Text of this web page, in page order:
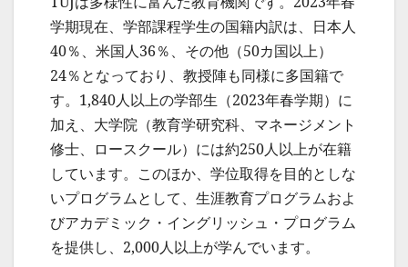
学期現在、学部課程学生の国籍内訳は、日本人
40％、米国人36％、その他（50カ国以上）
24％となっており、教授陣も同様に多国籍で
す。1,840人以上の学部生（2023年春学期）に
加え、大学院（教育学研究科、マネージメント
修士、ロースクール）には約250人以上が在籍
しています。このほか、学位取得を目的としな
いプログラムとして、生涯教育プログラムおよ
びアカデミック・イングリッシュ・プログラム
を提供し、2,000人以上が学んでいます。